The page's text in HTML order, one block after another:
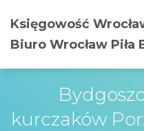
Księgowość
Biuro Wrocław Piła
kurczaków